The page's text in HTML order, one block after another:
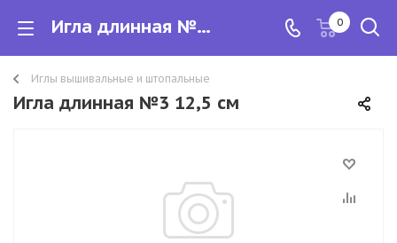
Игла длинная №3 12,5 см 0
Иглы вышивальные и штопальные
Игла длинная №3 12,5 см